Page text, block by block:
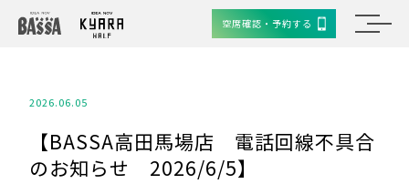
空席確認・予約する
2026.06.05
【BASSA高田馬場店 電話回線不具合
のお知らせ 2026/6/5】